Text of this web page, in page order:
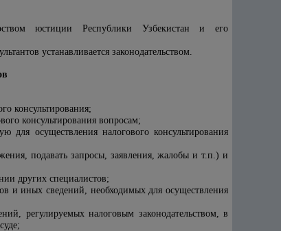
юстиции Республики Узбекистан и его
устанавливается законодательством.
консультирования;
консультирования вопросам;
для осуществления налогового консультирования
подавать запросы, заявления, жалобы и т.п.) и
других специалистов;
и иных сведений, необходимых для осуществления
регулируемых налоговым законодательством, в